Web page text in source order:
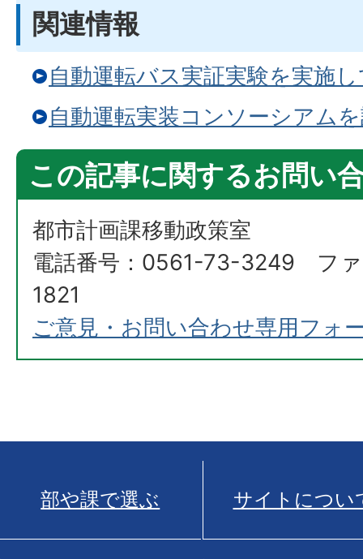
関連情報
自動運転バス実証実験を実施
自動運転実装コンソーシアム
この記事に関するお問い
都市計画課移動政策室
電話番号：0561-73-3249 フ
1821
ご意見・お問い合わせ専用フォ
部や課で選ぶ サイトについ